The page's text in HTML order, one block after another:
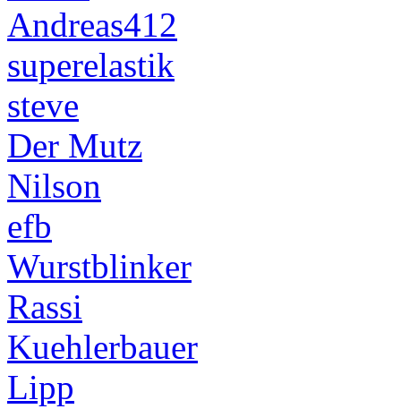
Andreas412
superelastik
steve
Der Mutz
Nilson
efb
Wurstblinker
Rassi
Kuehlerbauer
Lipp